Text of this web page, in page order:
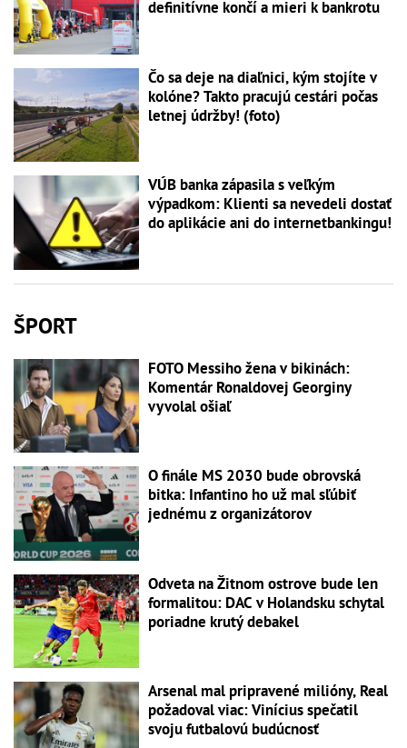
definitívne končí a mieri k bankrotu
Čo sa deje na diaľnici, kým stojíte v
kolóne? Takto pracujú cestári počas
letnej údržby! (foto)
VÚB banka zápasila s veľkým
výpadkom: Klienti sa nevedeli dostať
do aplikácie ani do internetbankingu!
ŠPORT
FOTO Messiho žena v bikinách:
Komentár Ronaldovej Georginy
vyvolal ošiaľ
O finále MS 2030 bude obrovská
bitka: Infantino ho už mal sľúbiť
jednému z organizátorov
Odveta na Žitnom ostrove bude len
formalitou: DAC v Holandsku schytal
poriadne krutý debakel
Arsenal mal pripravené milióny, Real
požadoval viac: Vinícius spečatil
svoju futbalovú budúcnosť